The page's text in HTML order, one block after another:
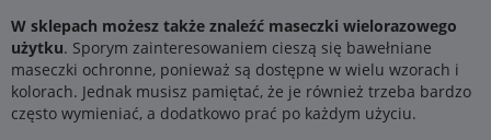
W sklepach możesz także znaleźć maseczki wielorazowego
użytku. Sporym zainteresowaniem cieszą się bawełniane
maseczki ochronne, ponieważ są dostępne w wielu wzorach i
kolorach. Jednak musisz pamiętać, że je również trzeba bardzo
często wymieniać, a dodatkowo prać po każdym użyciu.